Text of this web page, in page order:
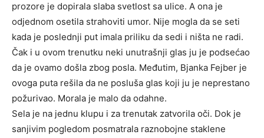
prozore je dopirala slaba svetlost sa ulice. A ona je
odjednom osetila strahoviti umor. Nije mogla da se seti
kada je poslednji put imala priliku da sedi i ništa ne radi.
Čak i u ovom trenutku neki unutrašnji glas ju je podsećao
da je ovamo došla zbog posla. Međutim, Bjanka Fejber je
ovoga puta rešila da ne posluša glas koji ju je neprestano
požurivao. Morala je malo da odahne.
Sela je na jednu klupu i za trenutak zatvorila oči. Dok je
sanjivim pogledom posmatrala raznobojne staklene